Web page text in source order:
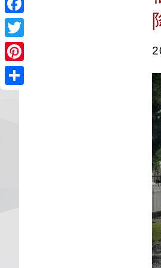
Facebook
Twitter
Pinterest